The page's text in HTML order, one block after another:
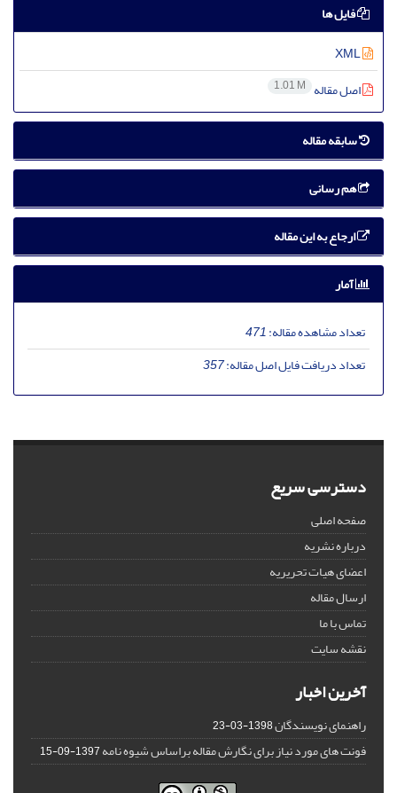
فایل ها
اصل مقاله 1.01 M
سابقه مقاله
هم رسانی
ارجاع به این مقاله
آمار
تعداد مشاهده مقاله:471
تعداد دریافت فایل اصل مقاله:357
دسترسی سریع
صفحه اصلی
درباره نشریه
اعضای هیات تحریریه
ارسال مقاله
تماس با ما
نقشه سایت
آخرین اخبار
راهنمای نویسندگان1398-03-23
فونت های مورد نیاز برای نگارش مقاله براساس شیوه نامه1397-09-15